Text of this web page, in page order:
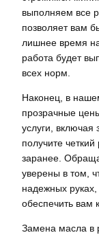
выполняем все
позволяет вам
лишнее время
работа будет
всех норм.
Наконец, в
прозрачные
услуги, включая
получите
заранее.
уверены в том,
надежных
обеспечить вам
Замена масла в